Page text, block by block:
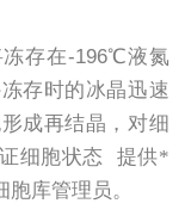
存在-196℃液氮
存时的冰晶迅速
成再结晶，对细
细胞状态
提供*
库管理员。